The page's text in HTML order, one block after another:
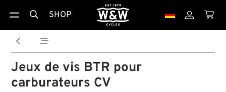
 SHOP  
 
Jeux de vis BTR pour
carburateurs CV